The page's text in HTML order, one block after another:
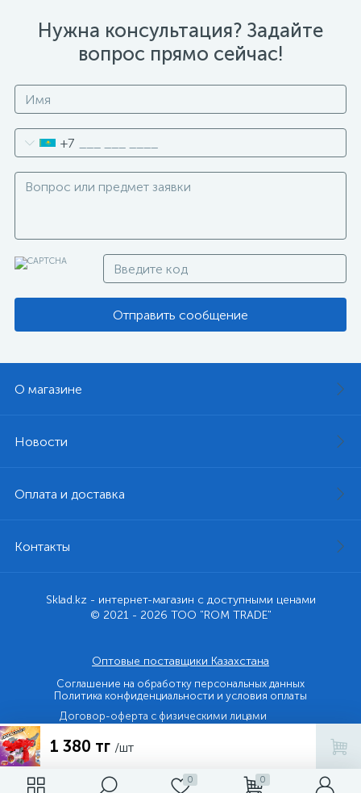
0 0
1 380 тг /шт
Нужна консультация? Задайте
вопрос прямо сейчас!
+7
Отправить сообщение
О магазине
Новости
Оплата и доставка
Контакты
Sklad.kz - интернет-магазин с доступными ценами
© 2021 - 2026 ТОО "ROM TRADE"
Оптовые поставщики Казахстана
Соглашение на обработку персональных данных
Политика конфиденциальности и условия оплаты
Договор-оферта с физическими лицами
Договор-оферта с юридическими лицами и ИП